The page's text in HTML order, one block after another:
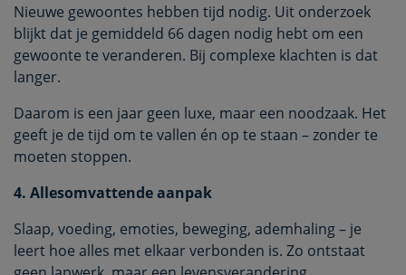
Nieuwe gewoontes hebben tijd nodig. Uit onderzoek
blijkt dat je gemiddeld 66 dagen nodig hebt om een
gewoonte te veranderen. Bij complexe klachten is dat
langer.
Daarom is een jaar geen luxe, maar een noodzaak. Het
geeft je de tijd om te vallen én op te staan – zonder te
moeten stoppen.
4. Allesomvattende aanpak
Slaap, voeding, emoties, beweging, ademhaling – je
leert hoe alles met elkaar verbonden is. Zo ontstaat